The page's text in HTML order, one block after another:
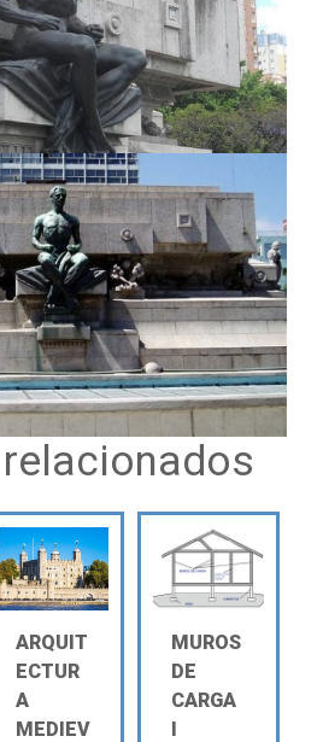
ARQUIT
ECTUR
A
MEDIEV
MUROS
DE
CARGA
Ι